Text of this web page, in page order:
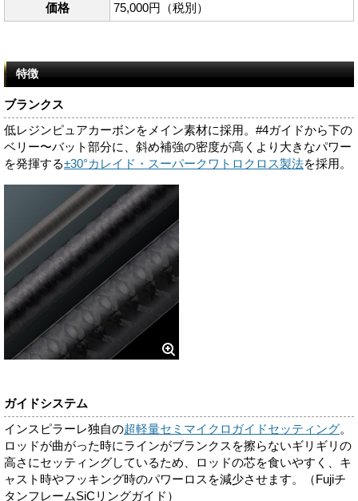
価格
75,000円（税別）
特徴
ブランクス
低レジンピュアカーボンをメイン素材に採用。#4ガイドから下の
ベリー〜バット部分に、斜め補強の密度が高くより大きなパワー
を発揮する±30°カレイド・スーパークワトロクロス製法を採用。
ガイドシステム
インスピラーレ独自の超軽量セミマイクロガイドセッティング。
ロッドが曲がった時にラインがブランクスを擦らないギリギリの
高さにセッティングしているため、ロッドの芯を食いやすく、キ
ャスト時やフッキング時のパワーロスを減少させます。（Fujiチ
タンフレームSiCリングガイド）